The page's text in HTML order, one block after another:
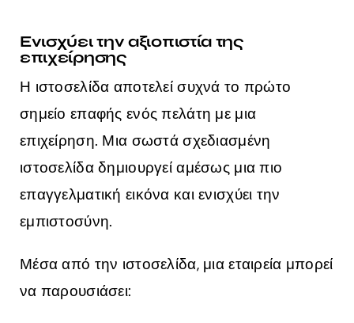
Ενισχύει την αξιοπιστία της
επιχείρησης
Η ιστοσελίδα αποτελεί συχνά το πρώτο
σημείο επαφής ενός πελάτη με μια
επιχείρηση. Μια σωστά σχεδιασμένη
ιστοσελίδα δημιουργεί αμέσως μια πιο
επαγγελματική εικόνα και ενισχύει την
εμπιστοσύνη.
Μέσα από την ιστοσελίδα, μια εταιρεία μπορεί
να παρουσιάσει: